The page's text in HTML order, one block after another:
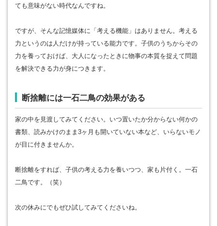
ても意味がない時代なんですね。
ですが、そんな記憶媒体に「考える機能」はありません。考える
力というのは人だけが持っている能力です。子供のうちからその
力を養っておけば、大人になったときに物事の本質を捉えて問題
を解決できる力が身につきます。
断捨離には一石二鳥の効果がある
家の中を見渡してみてください。いつ置いたか分からない何かの
書類、読みかけのまま3ヶ月も開いていない本など、いらないモノ
が目に付きませんか。
断捨離をすれば、子供の考える力を養いつつ、家も片付く。一石
二鳥です。（笑）
次の休みにでもぜひ試してみてくださいね。